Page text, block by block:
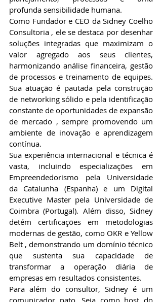
profunda sensibilidade humana.
Como Fundador e CEO da Sidney Coelho
Consultoria , ele se destaca por desenhar
soluções integradas que maximizam o
valor agregado aos seus clientes,
harmonizando análise financeira, gestão
de processos e treinamento de equipes.
Sua atuação é pautada pela construção
de networking sólido e pela identificação
constante de oportunidades de expansão
de mercado , sempre promovendo um
ambiente de inovação e aprendizagem
contínua.
Sua experiência internacional e técnica é
vasta, incluindo especializações em
Empreendedorismo pela Universidade
da Catalunha (Espanha) e um Digital
Executive Master pela Universidade de
Coimbra (Portugal). Além disso, Sidney
detém certificações em metodologias
modernas de gestão, como OKR e Yellow
Belt , demonstrando um domínio técnico
que sustenta sua capacidade de
transformar a operação diária de
empresas em resultados consistentes.
Para além do consultor, Sidney é um
comunicador nato. Seja como host do